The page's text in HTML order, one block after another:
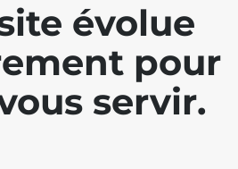
évolue
pour
servir.